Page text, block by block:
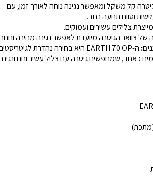
קל משקל ומאפשר נגינה נוחה לאורך זמן, עם
וטווח תנועה רחב.
צלילים עשירים ועמוקים.
צוואר הגיטרה מיועדת לאפשר נגינה מהירה ונוחה.
ה-EARTH 70 OP היא בחירה נהדרת לגיטריסטים
כאחד, שמחפשים גיטרה עם צליל עשיר וחם ונגינה